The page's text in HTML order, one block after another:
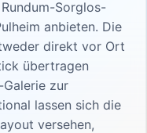
Sorglos-
anbieten. Die
direkt vor Ort
übertragen
zur
lassen sich die
versehen,